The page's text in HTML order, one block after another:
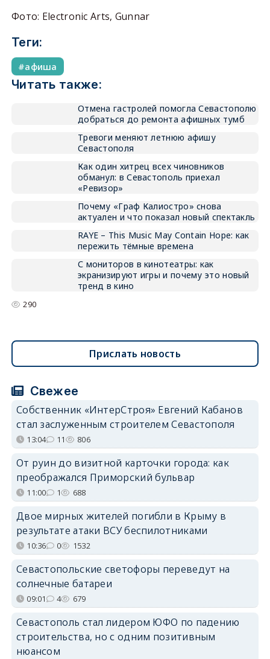
Фото: Electronic Arts, Gunnar
Теги:
афиша
Читать также:
Отмена гастролей помогла Севастополю
добраться до ремонта афишных тумб
Тревоги меняют летнюю афишу
Севастополя
Как один хитрец всех чиновников
обманул: в Севастополь приехал
«Ревизор»
Почему «Граф Калиостро» снова
актуален и что показал новый спектакль
RAYE – This Music May Contain Hope: как
пережить тёмные времена
С мониторов в кинотеатры: как
экранизируют игры и почему это новый
тренд в кино
290
Прислать новость
Свежее
Собственник «ИнтерСтроя» Евгений Кабанов
стал заслуженным строителем Севастополя
13:04 11 806
От руин до визитной карточки города: как
преображался Приморский бульвар
11:00 1 688
Двое мирных жителей погибли в Крыму в
результате атаки ВСУ беспилотниками
10:36 0 1532
Севастопольские светофоры переведут на
солнечные батареи
09:01 4 679
Севастополь стал лидером ЮФО по падению
строительства, но с одним позитивным
нюансом